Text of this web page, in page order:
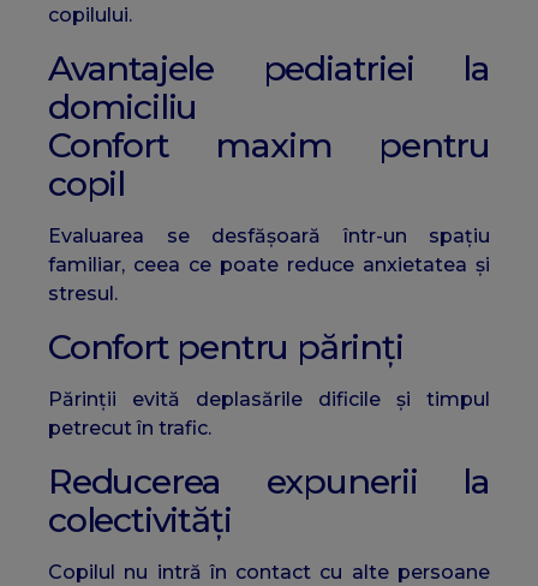
copilului.
Avantajele pediatriei la
domiciliu
Confort maxim pentru
copil
Evaluarea se desfășoară într-un spațiu
familiar, ceea ce poate reduce anxietatea și
stresul.
Confort pentru părinți
Părinții evită deplasările dificile și timpul
petrecut în trafic.
Reducerea expunerii la
colectivități
Copilul nu intră în contact cu alte persoane